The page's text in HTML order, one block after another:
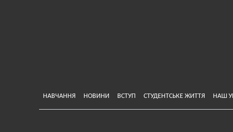
Меню у хедері
НАВЧАННЯ НОВИНИ ВСТУП СТУДЕНТСЬКЕ ЖИТТЯ НАШ